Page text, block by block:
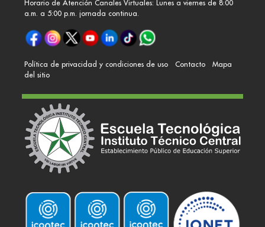
Horario de Atención Canales Virtuales: Lunes a viernes de 8:00
a.m. a 5:00 p.m. jornada continua.
Política de privacidad y condiciones de uso Contacto
Mapa
del sitio